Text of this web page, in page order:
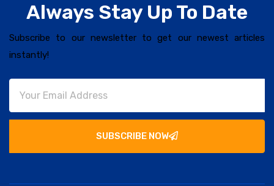
Always Stay Up To Date
Subscribe to our newsletter to get our newest articles
instantly!
SUBSCRIBE NOW